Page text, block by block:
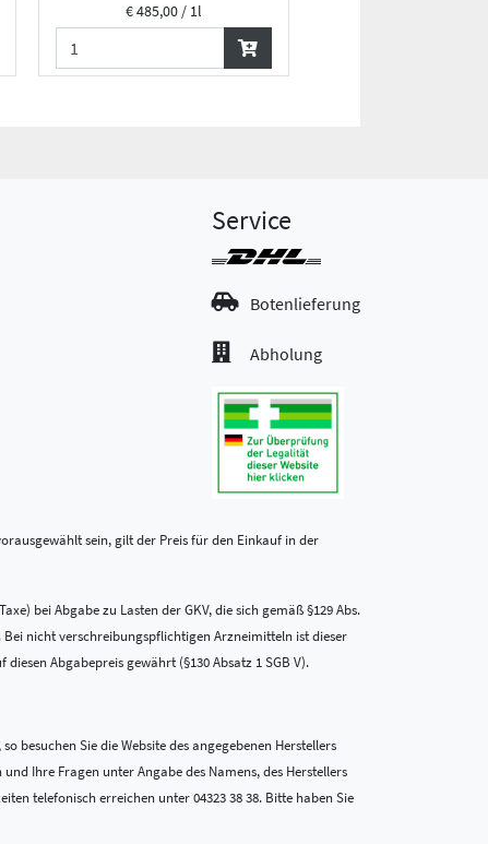
€ 485,00 / 1l
Service
Botenlieferung
Abholung
sein, gilt der Preis für den Einkauf in der
bei Abgabe zu Lasten der GKV, die sich gemäß §129 Abs.
nicht verschreibungspflichtigen Arzneimitteln ist dieser
Abgabepreis gewährt (§130 Absatz 1 SGB V).
Sie die Website des angegebenen Herstellers
Ihre Fragen unter Angabe des Namens, des Herstellers
telefonisch erreichen unter 04323 38 38. Bitte haben Sie